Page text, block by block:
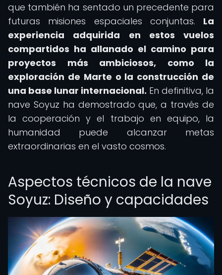
que también ha sentado un precedente para
futuras misiones espaciales conjuntas. La
experiencia adquirida en estos vuelos
compartidos ha allanado el camino para
proyectos más ambiciosos, como la
exploración de Marte o la construcción de
una base lunar internacional. En definitiva, la
nave Soyuz ha demostrado que, a través de
la cooperación y el trabajo en equipo, la
humanidad puede alcanzar metas
extraordinarias en el vasto cosmos.
Aspectos técnicos de la nave
Soyuz: Diseño y capacidades